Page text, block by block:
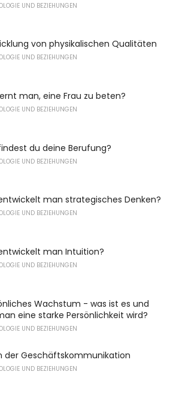
UND BEZIEHUNGEN
von physikalischen Qualitäten
UND BEZIEHUNGEN
man, eine Frau zu beten?
UND BEZIEHUNGEN
du deine Berufung?
UND BEZIEHUNGEN
man strategisches Denken?
UND BEZIEHUNGEN
man Intuition?
UND BEZIEHUNGEN
Wachstum - was ist es und
eine starke Persönlichkeit wird?
UND BEZIEHUNGEN
der Geschäftskommunikation
UND BEZIEHUNGEN